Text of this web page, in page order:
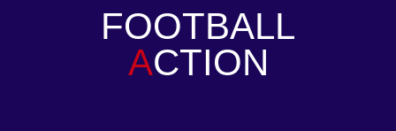
FOOTBALL
ACTION